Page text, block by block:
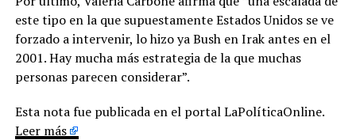
este tipo en la que supuestamente Estados Unidos se ve
forzado a intervenir, lo hizo ya Bush en Irak antes en el
2001. Hay mucha más estrategia de la que muchas
personas parecen considerar”.
Esta nota fue publicada en el portal LaPolíticaOnline.
Leer más